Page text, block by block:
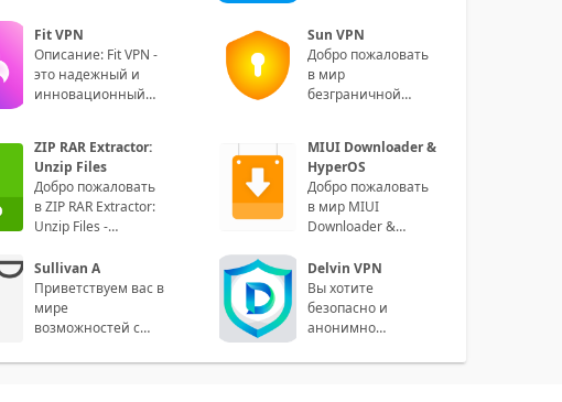
VPN - ваш
идеальный
партнер для
ваших онлайн-
соединений?
Встречайте на
Fit VPN
Описание: Fit VPN -
это надежный и
инновационный
специально для
пользователей
Sun VPN
Добро пожаловать
в мир
безграничной
безопасность и
конфиденциальность
являю
ZIP RAR Extractor:
Unzip Files
Добро пожаловать
в ZIP RAR Extractor:
Unzip Files -
удобное
приложение для
распаковки фай
MIUI Downloader &
HyperOS
Добро пожаловать
в мир MIUI
Downloader &
уникального
приложения,
созданного
специально для
Sullivan A
Приветствуем вас в
мире
возможностей с
Sullivan A! Вашему
Delvin VPN
Вы хотите
безопасно и
анонимно
интернетом? Delvin